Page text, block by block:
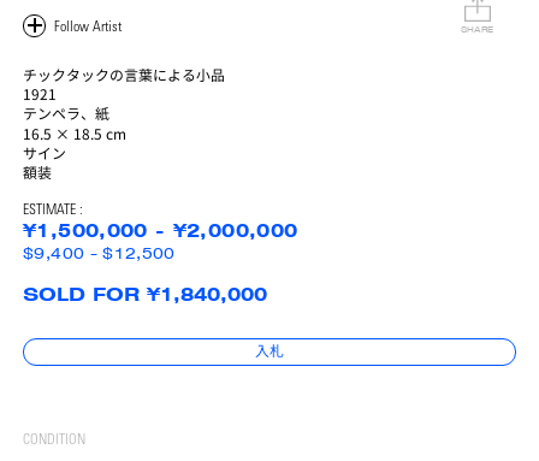
チックタックの言葉による小品
1921
テンペラ、紙
16.5 × 18.5 cm
サイン
額装
SHARE
ESTIMATE :
¥1,500,000 - ¥2,000,000
$9,400 - $12,500
SOLD FOR ¥1,840,000
入札
CONDITION